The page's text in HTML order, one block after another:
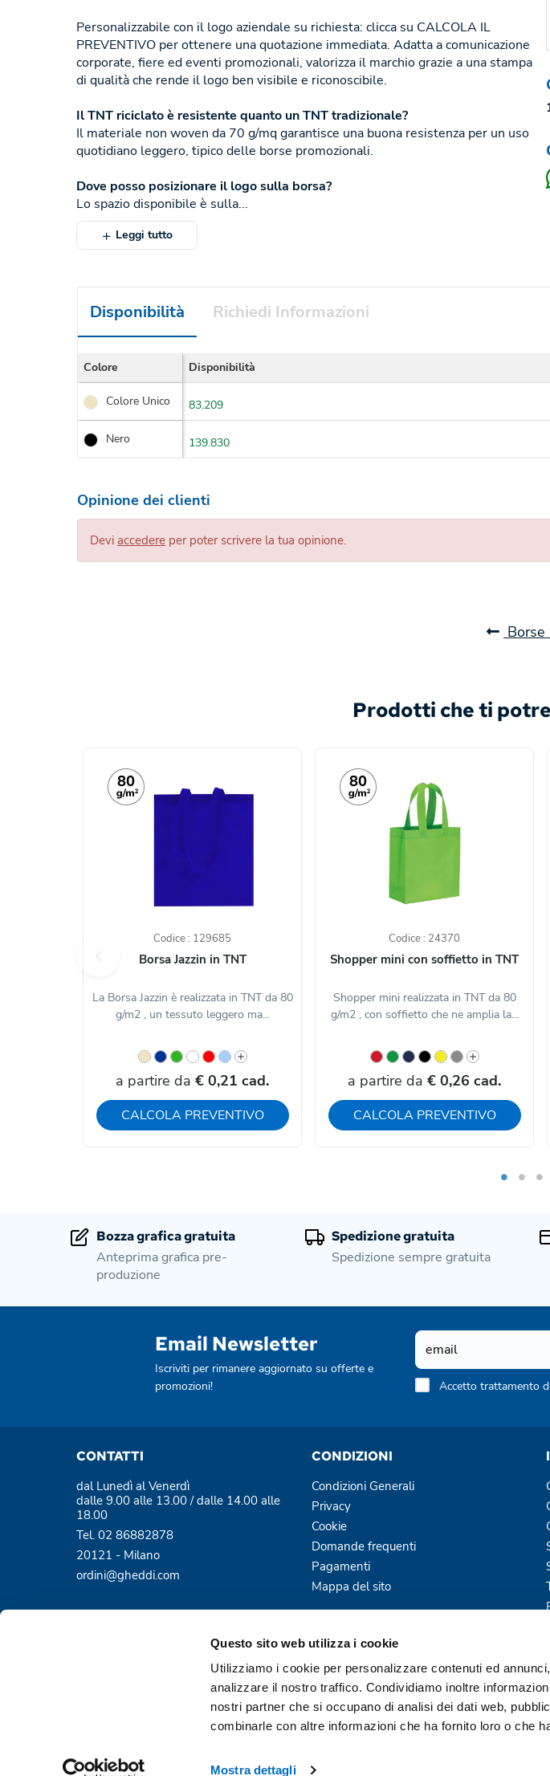
Questo sito web utilizza i cookie
Utilizziamo i cookie per personalizzare contenuti ed
analizzare il nostro traffico. Condividiamo inoltre
nostri partner che si occupano di analisi dei dati web,
combinarle con altre informazioni che ha fornito loro o che
Mostra dettagli
Personalizzabile con il logo aziendale su richiesta: clicca su CALCOLA IL
PREVENTIVO per ottenere una quotazione immediata. Adatta a comunicazione
corporate, fiere ed eventi promozionali, valorizza il marchio grazie a una stampa
di qualità che rende il logo ben visibile e riconoscibile.
Il TNT riciclato è resistente quanto un TNT tradizionale?
Il materiale non woven da 70 g/mq garantisce una buona resistenza per un uso
quotidiano leggero, tipico delle borse promozionali.
Dove posso posizionare il logo sulla borsa?
Lo spazio disponibile è sulla...
Leggi tutto
Disponibilità Richiedi Informazioni
Colore Disponibilità
Colore Unico 83.209
Nero 139.830
Opinione dei clienti
Devi accedere per poter scrivere la tua opinione.
Borse
Prodotti che ti
Codice : 129685
Borsa Jazzin in TNT
La Borsa Jazzin è realizzata in TNT da 80
g/m2 , un tessuto leggero ma...
a partire da € 0,21 cad.
CALCOLA PREVENTIVO
Codice : 24370
Shopper mini con soffietto in TNT
Shopper mini realizzata in TNT da 80
g/m2 , con soffietto che ne amplia la...
a partire da € 0,26 cad.
CALCOLA PREVENTIVO
Bozza grafica gratuita
Anteprima grafica pre-
produzione
Spedizione gratuita
Spedizione sempre gratuita
Email Newsletter
Iscriviti per rimanere aggiornato su offerte e
promozioni!
Accetto trattamento
CONTATTI
dal Lunedì al Venerdì
dalle 9.00 alle 13.00 / dalle 14.00 alle
18.00
Tel. 02 86882878
20121 - Milano
ordini@gheddi.com
CONDIZIONI
Condizioni Generali
Privacy
Cookie
Domande frequenti
Pagamenti
Mappa del sito
Pagamenti sicuri e protetti